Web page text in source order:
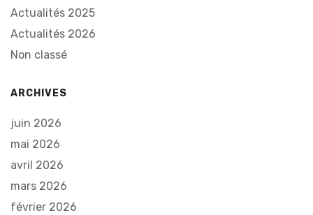
Actualités 2025
Actualités 2026
Non classé
ARCHIVES
juin 2026
mai 2026
avril 2026
mars 2026
février 2026